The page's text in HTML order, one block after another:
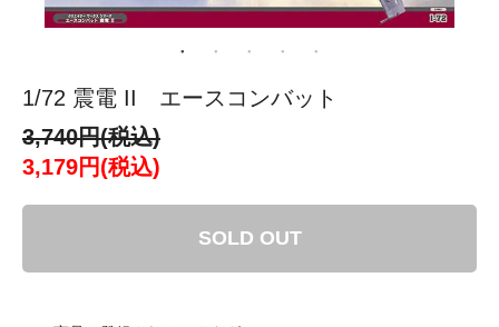
1/72 震電 II エースコンバット
3,740円(税込)
3,179円(税込)
SOLD OUT